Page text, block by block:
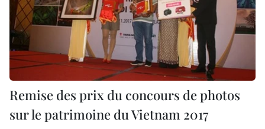
Remise des prix du concours de photos
sur le patrimoine du Vietnam 2017